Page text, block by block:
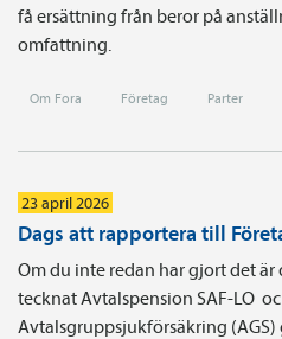
få ersättning från beror på
omfattning.
Om Fora Företag Parter
23 april 2026
Dags att rapportera till
Om du inte redan har gjort det
tecknat Avtals­pension SAF-LO
Avtalsgruppsjukförsäkring